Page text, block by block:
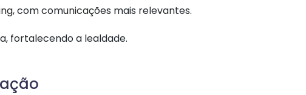
com comunicações mais relevantes.
fortalecendo a lealdade.